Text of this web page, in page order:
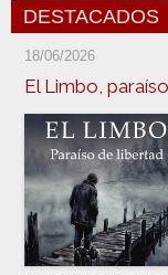
DESTACADOS
18/06/2026
El Limbo,